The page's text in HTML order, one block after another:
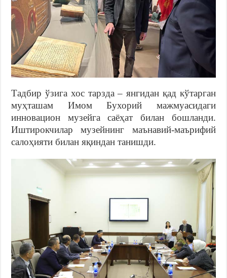
Тадбир ўзига хос тарзда – янгидан қад кўтарган
муҳташам Имом Бухорий мажмуасидаги
инновацион музейга саёҳат билан бошланди.
Иштирокчилар музейнинг маънавий-маърифий
салоҳияти билан яқиндан танишди.